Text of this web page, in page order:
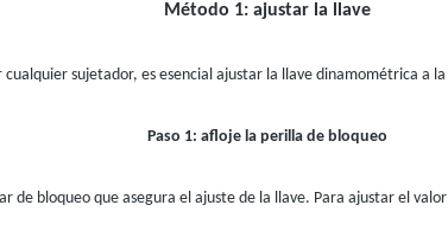
Método 1: ajustar la llave
sujetador, es esencial ajustar la llave dinamométrica a
Paso 1: afloje la perilla de bloqueo
de bloqueo que asegura el ajuste de la llave. Para ajustar el